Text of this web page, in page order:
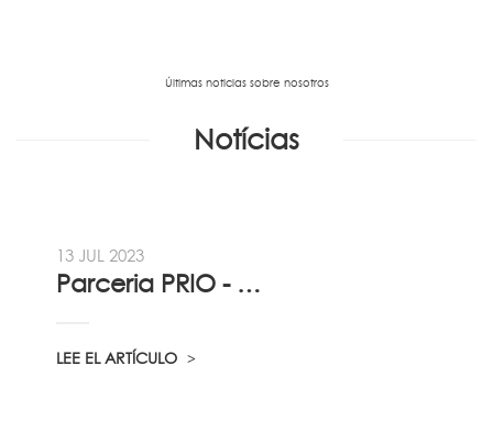
Últimas noticias sobre nosotros
Notícias
13 JUL 2023
Parceria PRIO - Viadireta - Goodafter...
LEE EL ARTÍCULO